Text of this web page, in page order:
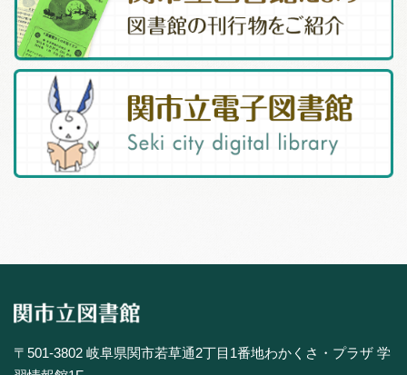
〒501-3802 岐阜県関市若草通2丁目1番地わかくさ・プラザ 学